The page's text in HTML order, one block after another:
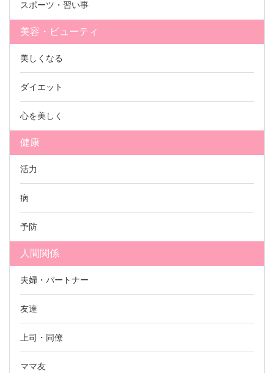
スポーツ・習い事
美容・ビューティ
美しくなる
ダイエット
心を美しく
健康
活力
病
予防
人間関係
夫婦・パートナー
友達
上司・同僚
ママ友